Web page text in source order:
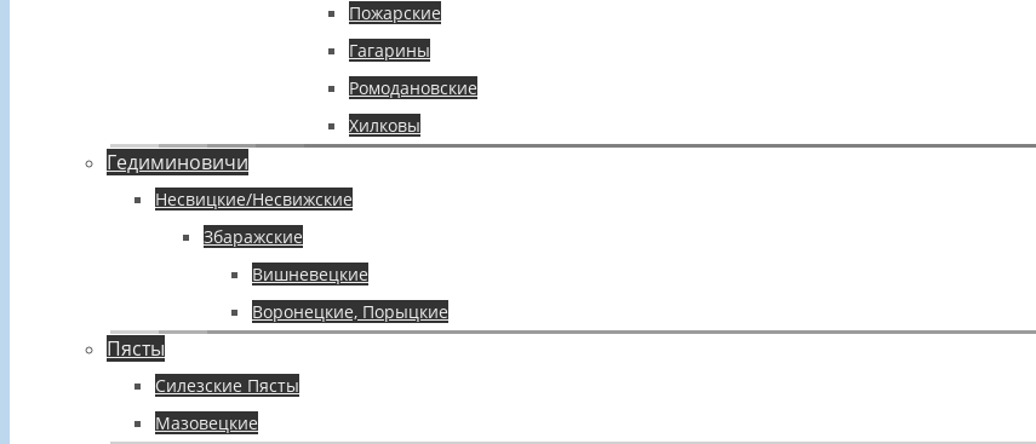
Пожарские
Гагарины
Ромодановские
Хилковы
Гедиминовичи
Несвицкие/Несвижские
Збаражские
Вишневецкие
Воронецкие, Порыцкие
Пясты
Силезские Пясты
Мазовецкие